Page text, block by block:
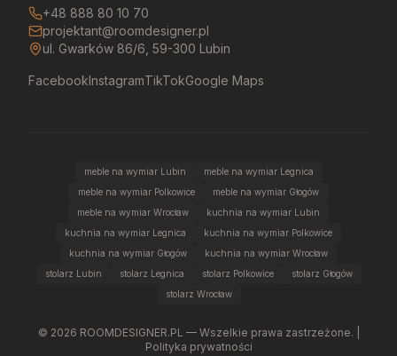
+48 888 80 10 70
projektant@roomdesigner.pl
ul. Gwarków 86/6, 59-300 Lubin
FacebookInstagramTikTokGoogle Maps
meble na wymiar Lubin
meble na wymiar Legnica
meble na wymiar Polkowice
meble na wymiar Głogów
meble na wymiar Wrocław
kuchnia na wymiar Lubin
kuchnia na wymiar Legnica
kuchnia na wymiar Polkowice
kuchnia na wymiar Głogów
kuchnia na wymiar Wrocław
stolarz Lubin
stolarz Legnica stolarz Polkowice
stolarz Głogów
stolarz Wrocław
© 2026 ROOMDESIGNER.PL — Wszelkie prawa zastrzeżone. |
Polityka prywatności